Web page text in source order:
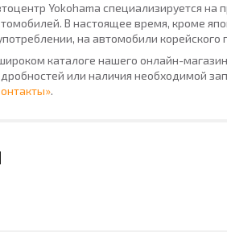
Yokohama специализируется на
В настоящее время, кроме
на автомобили
каталоге нашего онлайн-
или наличия необходимой
.